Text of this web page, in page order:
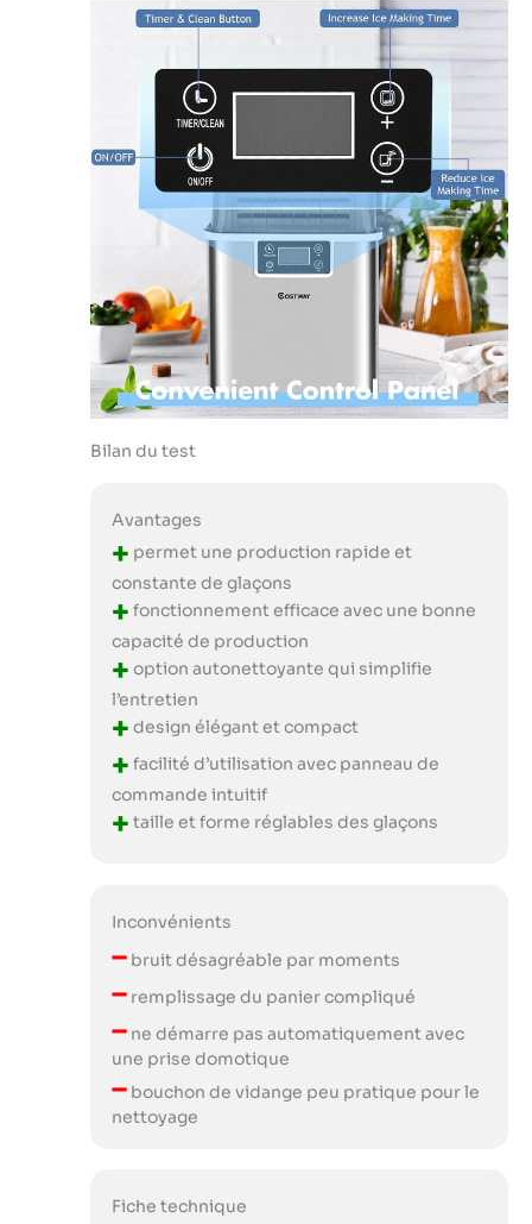
Bilan du test
Avantages
+ permet une production rapide et
constante de glaçons
+ fonctionnement efficace avec une bonne
capacité de production
+ option autonettoyante qui simplifie
l’entretien
+ design élégant et compact
+ facilité d’utilisation avec panneau de
commande intuitif
+ taille et forme réglables des glaçons
Inconvénients
–bruit désagréable par moments
–remplissage du panier compliqué
–ne démarre pas automatiquement avec
une prise domotique
–bouchon de vidange peu pratique pour le
nettoyage
Fiche technique